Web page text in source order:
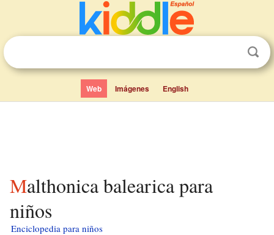
Web Imágenes English
Malthonica balearica para
niños
Enciclopedia para niños